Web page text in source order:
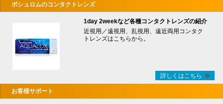
ボシュロムのコンタクトレンズ
1day 2weekなど各種コンタクトレンズの紹介
近視用／遠視用、乱視用、遠近両用コンタク
トレンズはこちらから。
詳しくはこちら
お客様サポート